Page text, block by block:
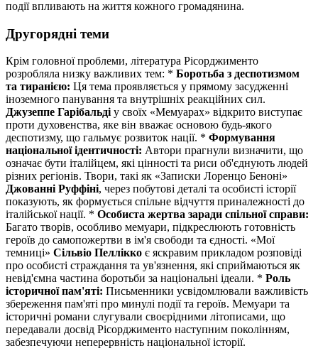
події впливають на життя кожного громадянина.
Другорядні теми
Крім головної проблеми, література Рісорджименто
розробляла низку важливих тем: * Боротьба з деспотизмом
та тиранією: Ця тема проявляється у прямому засудженні
іноземного панування та внутрішніх реакційних сил.
Джузеппе Гарібальді у своїх «Мемуарах» відкрито виступає
проти духовенства, яке він вважає основою будь-якого
деспотизму, що гальмує розвиток нації. * Формування
національної ідентичності: Автори прагнули визначити, що
означає бути італійцем, які цінності та риси об'єднують людей
різних регіонів. Твори, такі як «Записки Лоренцо Беноні»
Джованні Руффіні, через побутові деталі та особисті історії
показують, як формується спільне відчуття приналежності до
італійської нації. * Особиста жертва заради спільної справи:
Багато творів, особливо мемуари, підкреслюють готовність
героїв до самопожертви в ім'я свободи та єдності. «Мої
темниці» Сільвіо Пеллікко є яскравим прикладом розповіді
про особисті страждання та ув'язнення, які сприймаються як
невід'ємна частина боротьби за національні ідеали. * Роль
історичної пам'яті: Письменники усвідомлювали важливість
збереження пам'яті про минулі події та героїв. Мемуари та
історичні романи слугували своєрідними літописами, що
передавали досвід Рісорджименто наступним поколінням,
забезпечуючи неперервність національної історії.